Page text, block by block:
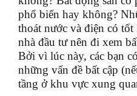
phổ biến hay không?
thoát nước và điện có
nhà đầu tư nên đi xem
Bởi vì lúc này, các bạn
những vấn đề bất cập
tầng ở khu vực xung